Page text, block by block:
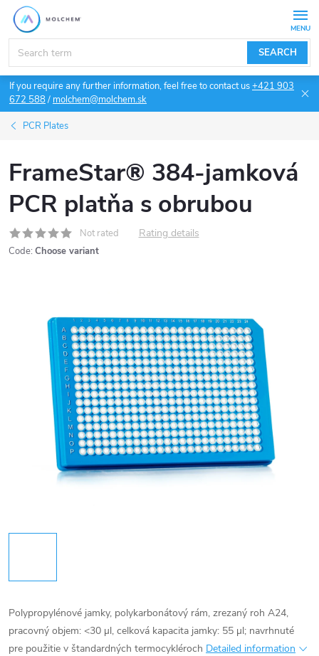
Skip
content
SEARCH
If you require any further information, feel free to contact us+421 903
672 588/ molchem@molchem.sk
PCR Plates
FrameStar® 384-jamková
PCR platňa s obrubou
Not rated Rating details
Code: Choose variant
Polypropylénové jamky, polykarbonátový rám, zrezaný roh A24,
pracovný objem: <30 µl, celková kapacita jamky: 55 µl; navrhnuté
pre použitie v štandardných termocykléroch Detailed information